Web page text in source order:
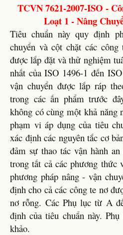
TCVN 7621-2007-ISO -
Loạt 1 - Nâng
Tiêu chuẩn này quy định
chuyển và cột chặt các
được lắp đặt và thử nghiệm
nhất của ISO 1496-1 đến
vận chuyển được lắp ráp
trong các ấn phẩm trước
không có cùng một khả năng
phạm vi áp dụng của tiêu
xác định các nguyên tắc cơ
đảm sự thao tác vận hành
trong tất cả các phương thức
phương pháp nâng - vận
định cho cả các công te nơ
nơ rỗng. Các Phụ lục từ A
định của tiêu chuẩn này.
khảo.